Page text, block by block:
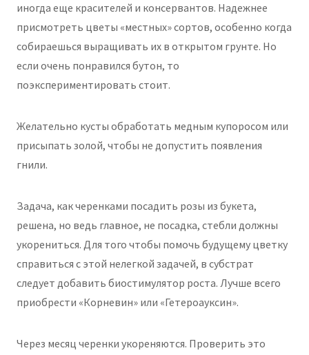
иногда еще красителей и консервантов. Надежнее
присмотреть цветы «местных» сортов, особенно когда
собираешься выращивать их в открытом грунте. Но
если очень понравился бутон, то
поэкспериментировать стоит.
Желательно кусты обработать медным купоросом или
присыпать золой, чтобы не допустить появления
гнили.
Задача, как черенками посадить розы из букета,
решена, но ведь главное, не посадка, стебли должны
укорениться. Для того чтобы помочь будущему цветку
справиться с этой нелегкой задачей, в субстрат
следует добавить биостимулятор роста. Лучше всего
приобрести «Корневин» или «Гетероауксин».
Через месяц черенки укореняются. Проверить это